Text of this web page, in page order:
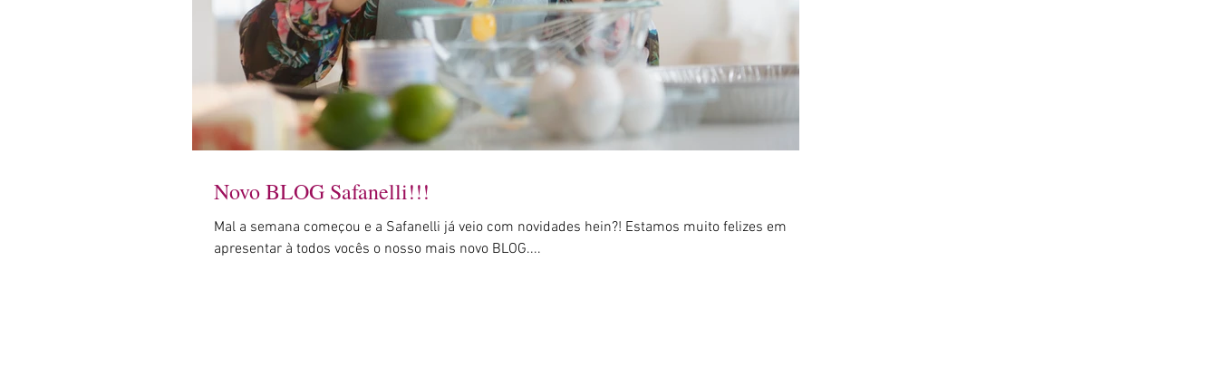
Novo BLOG Safanelli!!!
Mal a semana começou e a Safanelli já veio com novidades hein?! Estamos muito felizes em
apresentar à todos vocês o nosso mais novo BLOG....